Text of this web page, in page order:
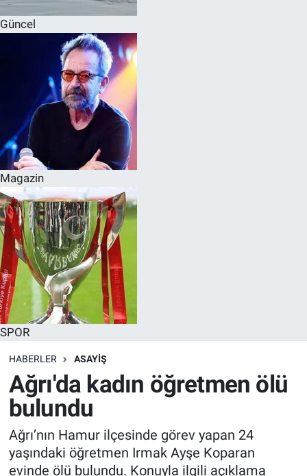
Güncel
Magazin
SPOR
HABERLER ASAYİŞ
Ağrı'da kadın öğretmen ölü
bulundu
Ağrı’nın Hamur ilçesinde görev yapan 24
yaşındaki öğretmen Irmak Ayşe Koparan
evinde ölü bulundu. Konuyla ilgili açıklama